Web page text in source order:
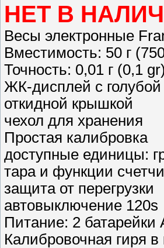
НЕТ В
Весы электронные
Вместимость: 50 г
Точность: 0,01 г (0,1 gr)
ЖК-дисплей с голубой
откидной крышкой
чехол для хранения
Простая калибровка
доступные единицы:
тара и функции
защита от перегрузки
автовыключение 120s
Питание: 2 батарейки
Калибровочная гиря в